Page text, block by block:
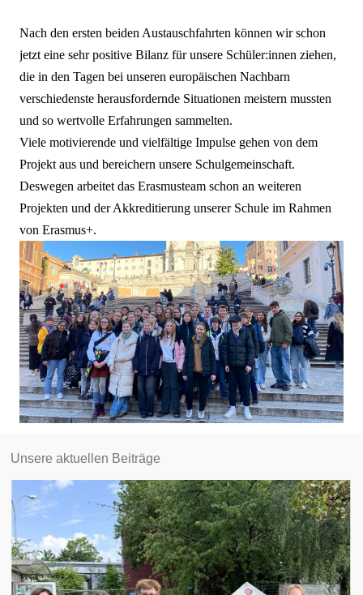
Nach den ersten beiden Austauschfahrten können wir schon
jetzt eine sehr positive Bilanz für unsere Schüler:innen ziehen,
die in den Tagen bei unseren europäischen Nachbarn
verschiedenste herausfordernde Situationen meistern mussten
und so wertvolle Erfahrungen sammelten.
Viele motivierende und vielfältige Impulse gehen von dem
Projekt aus und bereichern unsere Schulgemeinschaft.
Deswegen arbeitet das Erasmusteam schon an weiteren
Projekten und der Akkreditierung unserer Schule im Rahmen
von Erasmus+.
Unsere aktuellen Beiträge